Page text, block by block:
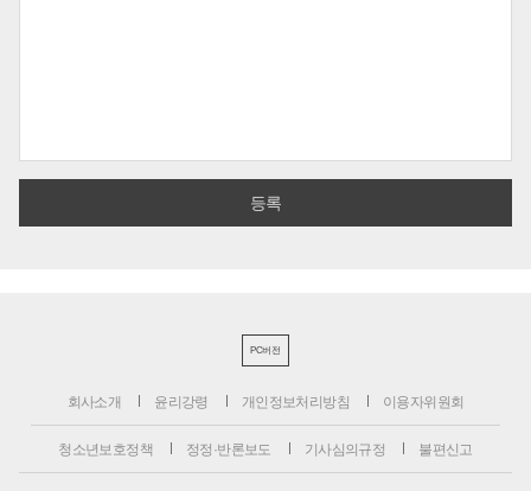
PC버전
회사소개 윤리강령 개인정보처리방침 이용자위원회
청소년보호정책 정정·반론보도 기사심의규정 불편신고